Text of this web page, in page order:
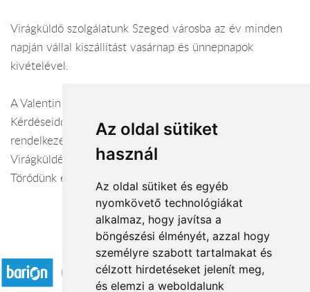
Az oldal sütiket
használ
Az oldal sütiket és egyéb
nyomkövető technológiákat
alkalmaz, hogy javítsa a
böngészési élményét, azzal hogy
személyre szabott tartalmakat és
célzott hirdetéseket jelenít meg,
és elemzi a weboldalunk
Virágküldő szolgálatunk Szeged városba az év minden
napján vállal kiszállítást vasárnap és ünnepnapok
kivételével.
A Valentin virágüzlet webáruháza:
Kérdéseiddel kapcsolatban örömmel állunk
rendelkezésedre.
Virágküldés Szeged
Törődünk egymással
Elfogadott fizetési módok